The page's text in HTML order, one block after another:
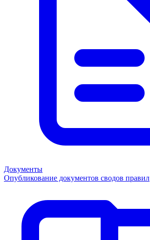
Документы
Опубликование документов сводов правил